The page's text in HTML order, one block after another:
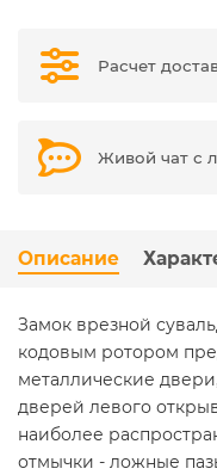
Расчет
Живой чат с
Описание
Замок врезной
кодовым ротором
металлические
дверей левого
наиболее
отмычки - ложные